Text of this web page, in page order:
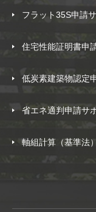
フラット35S申請
住宅性能証明書申
低炭素建築物認定
省エネ適判申請サ
軸組計算（基準法